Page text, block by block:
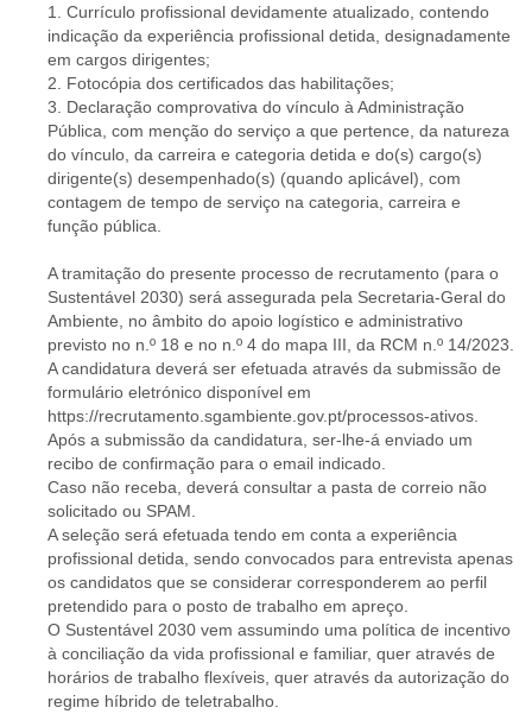
1. Currículo profissional devidamente atualizado, contendo
indicação da experiência profissional detida, designadamente
em cargos dirigentes;
2. Fotocópia dos certificados das habilitações;
3. Declaração comprovativa do vínculo à Administração
Pública, com menção do serviço a que pertence, da natureza
do vínculo, da carreira e categoria detida e do(s) cargo(s)
dirigente(s) desempenhado(s) (quando aplicável), com
contagem de tempo de serviço na categoria, carreira e
função pública.
A tramitação do presente processo de recrutamento (para o
Sustentável 2030) será assegurada pela Secretaria-Geral do
Ambiente, no âmbito do apoio logístico e administrativo
previsto no n.º 18 e no n.º 4 do mapa III, da RCM n.º 14/2023.
A candidatura deverá ser efetuada através da submissão de
formulário eletrónico disponível em
https://recrutamento.sgambiente.gov.pt/processos-ativos.
Após a submissão da candidatura, ser-lhe-á enviado um
recibo de confirmação para o email indicado.
Caso não receba, deverá consultar a pasta de correio não
solicitado ou SPAM.
A seleção será efetuada tendo em conta a experiência
profissional detida, sendo convocados para entrevista apenas
os candidatos que se considerar corresponderem ao perfil
pretendido para o posto de trabalho em apreço.
O Sustentável 2030 vem assumindo uma política de incentivo
à conciliação da vida profissional e familiar, quer através de
horários de trabalho flexíveis, quer através da autorização do
regime híbrido de teletrabalho.